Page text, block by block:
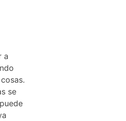
a
se